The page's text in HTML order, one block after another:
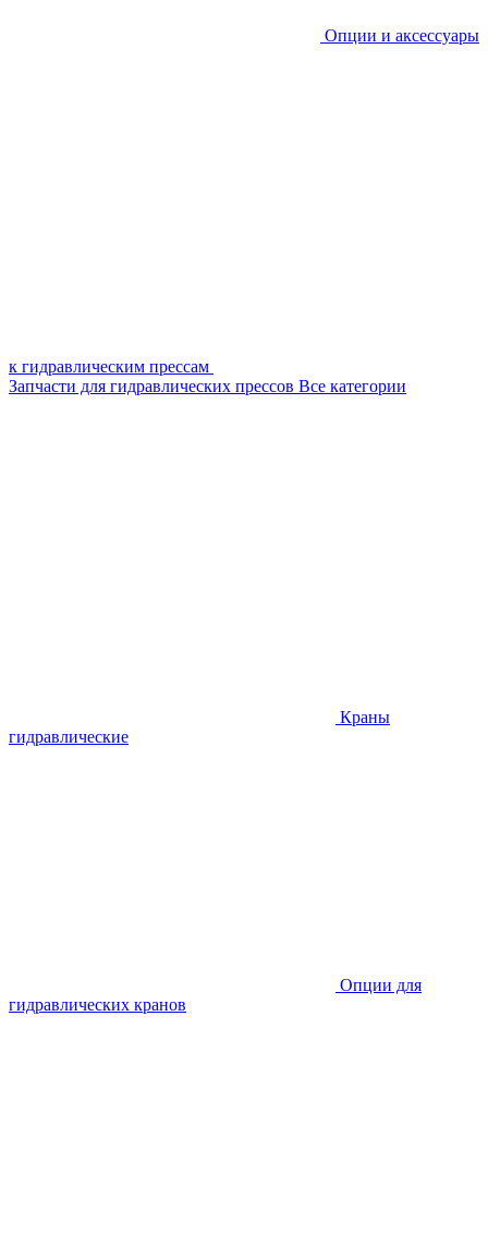
Опции и аксессуары
к гидравлическим прессам
Запчасти для гидравлических прессов Все категории
Краны
гидравлические
Опции для
гидравлических кранов